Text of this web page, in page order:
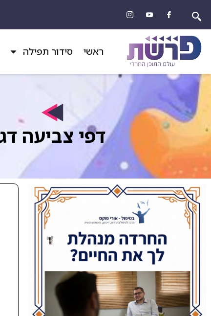
ראשי סידור תפילה
דפי צביעה דג